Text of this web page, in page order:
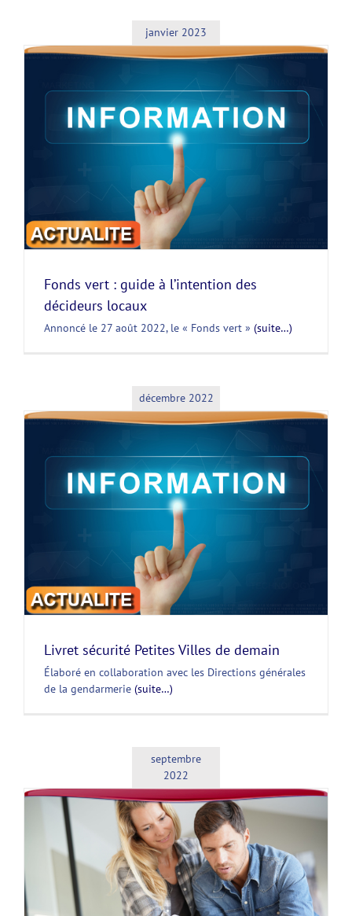
janvier 2023
Fonds vert : guide à l’intention des
décideurs locaux
Annoncé le 27 août 2022, le « Fonds vert » (suite…)
décembre 2022
Livret sécurité Petites Villes de demain
Élaboré en collaboration avec les Directions générales
de la gendarmerie (suite…)
septembre
2022